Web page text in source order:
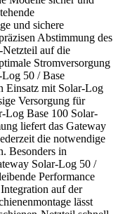
und sichere
Abstimmung des
Netzteil auf die
Stromversorgung
50 / Base
Einsatz mit Solar-Log
Versorgung für
Log Base 100 Solar-
liefert das Gateway
die notwendige
Besonders in
Solar-Log 50 /
Performance
auf der
lässt